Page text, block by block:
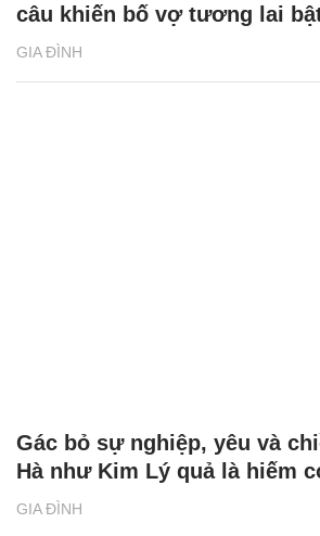
GIA ĐÌNH
câu khiến bố vợ tương lai
GIA ĐÌNH
Gác bỏ sự nghiệp, yêu và
Hà như Kim Lý quả là hiếm